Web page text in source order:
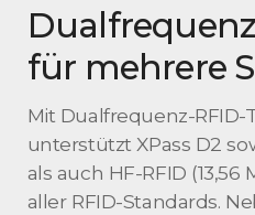
für mehrere
Mit Dualfrequenz-RFID-
unterstützt XPass D2
als auch HF-RFID (13,56
aller RFID-Standards.